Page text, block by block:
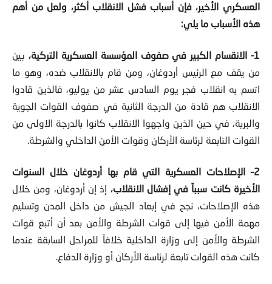
العسكري الأخير، فإن أسباب فشل الانقلاب أكثر، ولعل من أهم
هذه الأسباب ما يلي:
1- الانقسام الكبير في صفوف المؤسسة العسكرية التركية،
بين
من يقف مع الرئيس أردوغان، ومن قام بالانقلاب ضده، وهو ما
اتسم به انقلاب فجر يوم السادس عشر من يوليو، فالذين قادوا
الانقلاب هم قادة من الدرجة الثانية في صفوف القوات الجوية
والبرية، في حين الذين واجهوا الانقلاب كانوا بالدرجة الاولى من
القوات التابعة لرئاسة الأركان وقوات الأمن الداخلي والشرطة.
2– الإصلاحات العسكرية التي قام بها أردوغان خلال السنوات
الأخيرة كانت سبباً في إفشال الانقلاب، إذ إن أردوغان، ومن خلال
هذه الإصلاحات، نجح في إبعاد الجيش من داخل المدن وتسليم
مهمة الأمن فيها إلى قوات الشرطة والأمن بعد أن أتبع قوات
الشرطة والأمن إلى وزارة الداخلية خلافاً للمراحل السابقة عندما
كانت هذه القوات تابعة لرئاسة الأركان أو وزارة الدفاع.